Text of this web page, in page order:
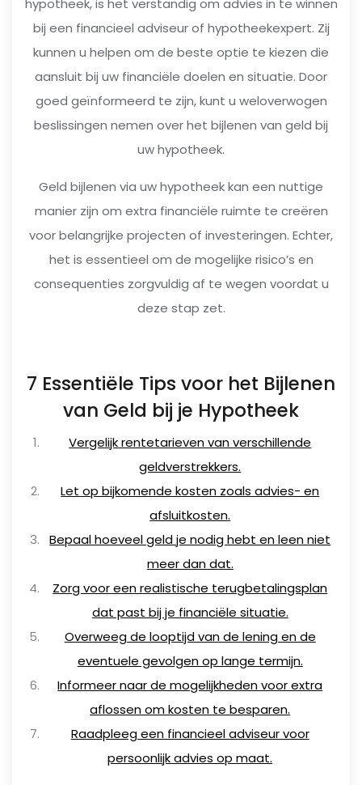
hypotheek, is het verstandig om advies in te winnen
bij een financieel adviseur of hypotheekexpert. Zij
kunnen u helpen om de beste optie te kiezen die
aansluit bij uw financiële doelen en situatie. Door
goed geïnformeerd te zijn, kunt u weloverwogen
beslissingen nemen over het bijlenen van geld bij
uw hypotheek.
Geld bijlenen via uw hypotheek kan een nuttige
manier zijn om extra financiële ruimte te creëren
voor belangrijke projecten of investeringen. Echter,
het is essentieel om de mogelijke risico’s en
consequenties zorgvuldig af te wegen voordat u
deze stap zet.
7 Essentiële Tips voor het Bijlenen
van Geld bij je Hypotheek
Vergelijk rentetarieven van verschillende
geldverstrekkers.
Let op bijkomende kosten zoals advies- en
afsluitkosten.
Bepaal hoeveel geld je nodig hebt en leen niet
meer dan dat.
Zorg voor een realistische terugbetalingsplan
dat past bij je financiële situatie.
Overweeg de looptijd van de lening en de
eventuele gevolgen op lange termijn.
Informeer naar de mogelijkheden voor extra
aflossen om kosten te besparen.
Raadpleeg een financieel adviseur voor
persoonlijk advies op maat.